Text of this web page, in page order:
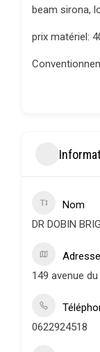
beam sirona,
prix matériel:
Nom
DR DOBIN
Adresse
149 avenue
0622924518